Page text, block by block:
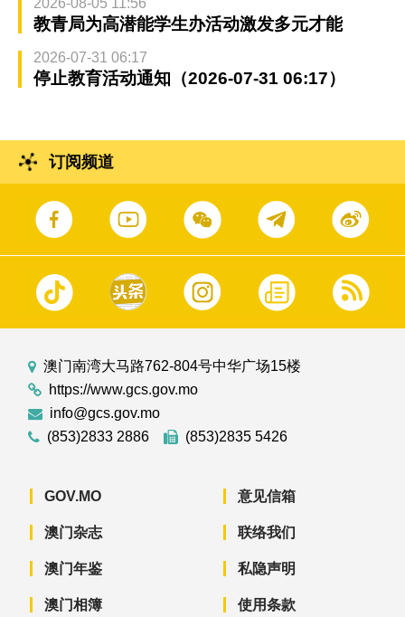
2026-08-05 11:56
教青局为高潜能学生办活动激发多元才能
2026-07-31 06:17
停止教育活动通知（2026-07-31 06:17）
订阅频道
澳门南湾大马路762-804号中华广场15楼
https://www.gcs.gov.mo
info@gcs.gov.mo
(853)2833 2886
(853)2835 5426
GOV.MO
澳门杂志
澳门年鉴
澳门相簿
意见信箱
联络我们
私隐声明
使用条款